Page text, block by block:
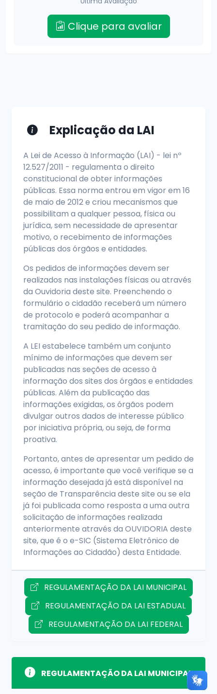
Clique para avaliar
Explicação da LAI
A Lei de Acesso à Informação (LAI) - lei nº
12.527/2011 - regulamenta o direito
constitucional de obter informações
públicas. Essa norma entrou em vigor em 16
de maio de 2012 e criou mecanismos que
possibilitam a qualquer pessoa, física ou
jurídica, sem necessidade de apresentar
motivo, o recebimento de informações
públicas dos órgãos e entidades.
Os pedidos de informações devem ser
realizados nas instalações físicas ou através
da Ouvidoria deste site. Preenchendo o
formulário o cidadão receberá um número
de protocolo e poderá acompanhar a
tramitação do seu pedido de informação.
A LEI estabelece também um conjunto
mínimo de informações que devem ser
publicadas nas seções de acesso à
informação dos sites dos órgãos e entidades
públicas. Além da publicação das
informações exigidas, os órgãos podem
divulgar outros dados de interesse público
por iniciativa própria, ou seja, de forma
proativa.
Portanto, antes de apresentar um pedido de
acesso, é importante que você verifique se a
informação desejada já está disponível na
seção de Transparência deste site ou se ela
já foi publicada como resposta a uma outra
solicitação de informações realizada
anteriormente através da OUVIDORIA deste
site, que é o e-SIC (Sistema Eletrônico de
Informações ao Cidadão) desta Entidade.
REGULAMENTAÇÃO DA LAI MUNICIPAL
REGULAMENTAÇÃO DA LAI ESTADUAL
REGULAMENTAÇÃO DA LAI FEDERAL
REGULAMENTAÇÃO DA LAI MUNICIPAL